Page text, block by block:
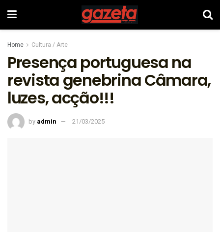
Home Cultura / Arte
Presença portuguesa na
revista genebrina Câmara,
luzes, acção!!!
by admin 21/03/2025